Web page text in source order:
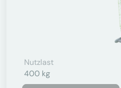
Nutzlast
400 kg